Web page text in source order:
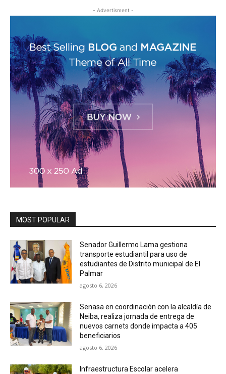
- Advertisment -
MOST POPULAR
Senador Guillermo Lama gestiona
transporte estudiantil para uso de
estudiantes de Distrito municipal de El
Palmar
agosto 6, 2026
Senasa en coordinación con la alcaldía de
Neiba, realiza jornada de entrega de
nuevos carnets donde impacta a 405
beneficiarios
agosto 6, 2026
Infraestructura Escolar acelera